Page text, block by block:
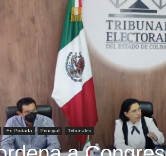
En Portada Principal Tribunales